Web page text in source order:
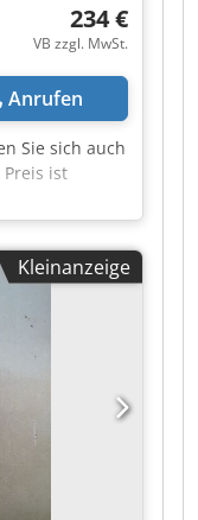
234 €
VB zzgl. MwSt.
Anrufen
Sie sich auch
ist
Kleinanzeige